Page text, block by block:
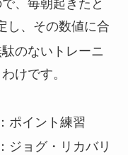
、毎朝起きたと
し、その数値に合
のないトレーニ
けです。
ポイント練習
ジョグ・リカバリ